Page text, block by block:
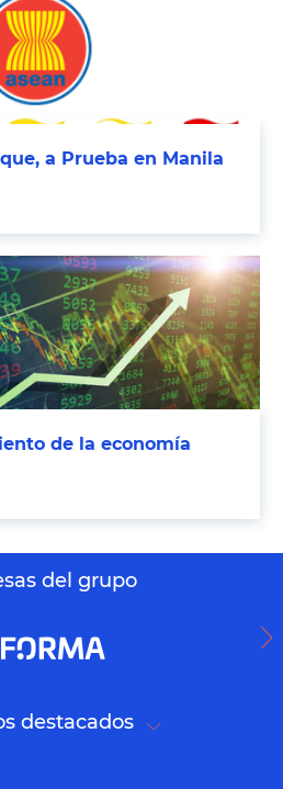
a Prueba en Manila
de la economía
del grupo
destacados